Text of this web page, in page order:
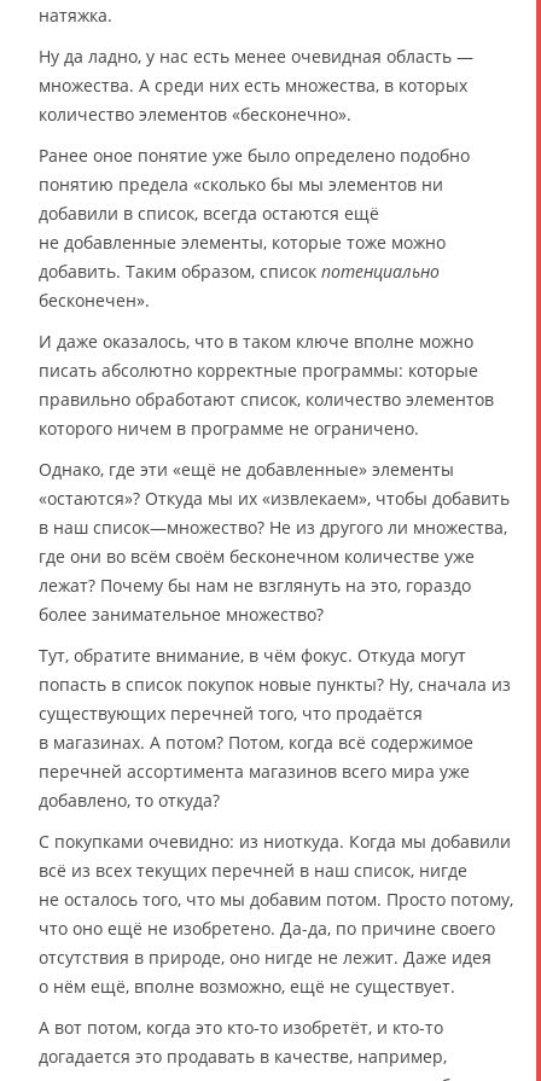
натяжка.
Ну да ладно, у нас есть менее очевидная область —
множества. А среди них есть множества, в которых
количество элементов «бесконечно».
Ранее оное понятие уже было определено подобно
понятию предела «сколько бы мы элементов ни
добавили в список, всегда остаются ещё
не добавленные элементы, которые тоже можно
добавить. Таким образом, список потенциально
бесконечен».
И даже оказалось, что в таком ключе вполне можно
писать абсолютно корректные программы: которые
правильно обработают список, количество элементов
которого ничем в программе не ограничено.
Однако, где эти «ещё не добавленные» элементы
«остаются»? Откуда мы их «извлекаем», чтобы добавить
в наш список—множество? Не из другого ли множества,
где они во всём своём бесконечном количестве уже
лежат? Почему бы нам не взглянуть на это, гораздо
более занимательное множество?
Тут, обратите внимание, в чём фокус. Откуда могут
попасть в список покупок новые пункты? Ну, сначала из
существующих перечней того, что продаётся
в магазинах. А потом? Потом, когда всё содержимое
перечней ассортимента магазинов всего мира уже
добавлено, то откуда?
С покупками очевидно: из ниоткуда. Когда мы добавили
всё из всех текущих перечней в наш список, нигде
не осталось того, что мы добавим потом. Просто потому,
что оно ещё не изобретено. Да-да, по причине своего
отсутствия в природе, оно нигде не лежит. Даже идея
о нём ещё, вполне возможно, ещё не существует.
А вот потом, когда это кто-то изобретёт, и кто-то
догадается это продавать в качестве, например,